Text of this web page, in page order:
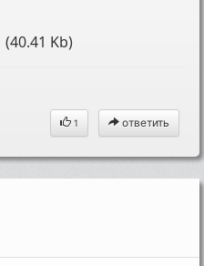
(40.41 Kb)
1 ответить